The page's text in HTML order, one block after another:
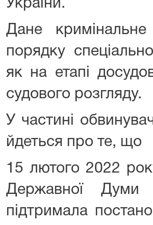
України.
Дане
порядку
як на етапі
судового розгляду.
У частині
йдеться про те, що
15 лютого 2022
Державної
підтримала